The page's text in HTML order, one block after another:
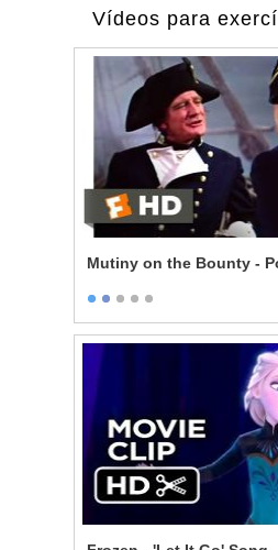
Vídeos para
Mutiny on the Bounty -